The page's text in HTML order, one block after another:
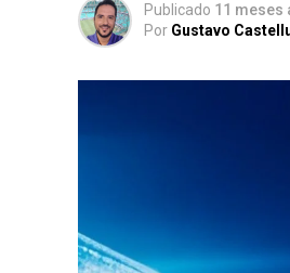
Publicado 11 meses
Por Gustavo